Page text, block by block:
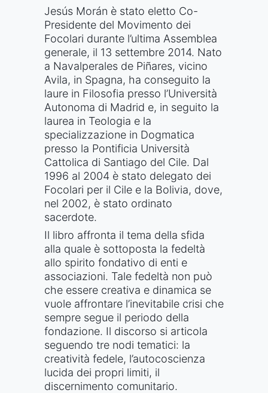
Jesús Morán è stato eletto Co-
Presidente del Movimento dei
Focolari durante l’ultima Assemblea
generale, il 13 settembre 2014. Nato
a Navalperales de Piñares, vicino
Avila, in Spagna, ha conseguito la
laure in Filosofia presso l’Università
Autonoma di Madrid e, in seguito la
laurea in Teologia e la
specializzazione in Dogmatica
presso la Pontificia Università
Cattolica di Santiago del Cile. Dal
1996 al 2004 è stato delegato dei
Focolari per il Cile e la Bolivia, dove,
nel 2002, è stato ordinato
sacerdote.
Il libro affronta il tema della sfida
alla quale è sottoposta la fedeltà
allo spirito fondativo di enti e
associazioni. Tale fedeltà non può
che essere creativa e dinamica se
vuole affrontare l’inevitabile crisi che
sempre segue il periodo della
fondazione. Il discorso si articola
seguendo tre nodi tematici: la
creatività fedele, l’autocoscienza
lucida dei propri limiti, il
discernimento comunitario.